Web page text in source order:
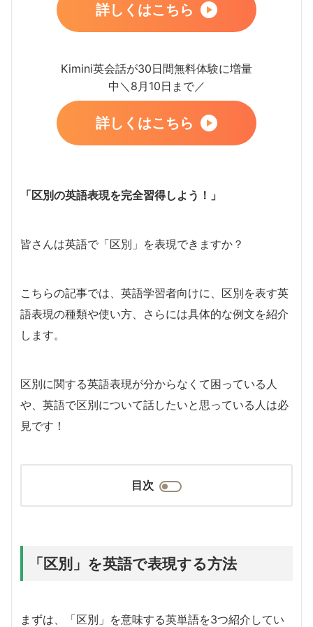
詳しくはこちら
Kimini英会話が30日間無料体験に増量
中＼8月10日まで／
詳しくはこちら
「区別の英語表現を完全習得しよう！」
皆さんは英語で「区別」を表現できますか？
こちらの記事では、英語学習者向けに、区別を表す英
語表現の種類や使い方、さらには具体的な例文を紹介
します。
区別に関する英語表現が分からなくて困っている人
や、英語で区別について話したいと思っている人は必
見です！
目次
「区別」を英語で表現する方法
まずは、「区別」を意味する英単語を3つ紹介してい